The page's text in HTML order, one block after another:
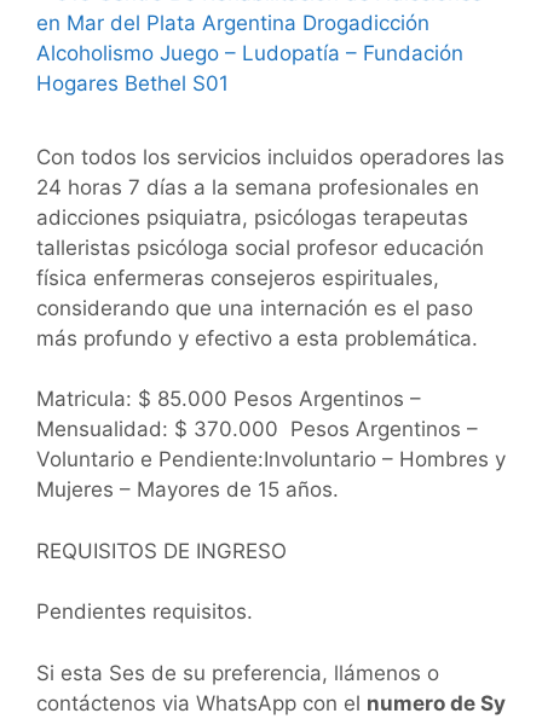
Con todos los servicios incluidos operadores las
24 horas 7 días a la semana profesionales en
adicciones psiquiatra, psicólogas terapeutas
talleristas psicóloga social profesor educación
física enfermeras consejeros espirituales,
considerando que una internación es el paso
más profundo y efectivo a esta problemática.
Matricula: $ 85.000 Pesos Argentinos –
Mensualidad: $ 370.000 Pesos Argentinos –
Voluntario e Pendiente:Involuntario – Hombres y
Mujeres – Mayores de 15 años.
REQUISITOS DE INGRESO
Pendientes requisitos.
Si esta Ses de su preferencia, llámenos o
contáctenos via WhatsApp con el numero de Sy